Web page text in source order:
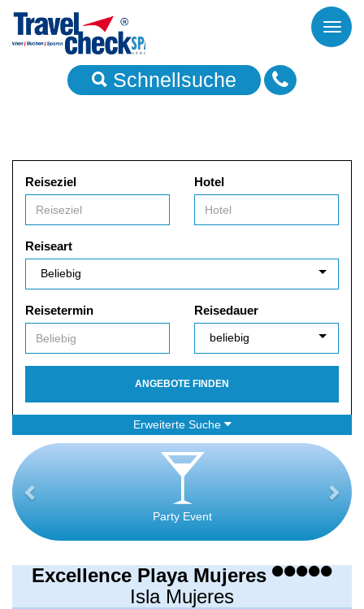
Toggle
Schnellsuche
Reiseziel Hotel
Reiseart
Reisetermin Reisedauer
ANGEBOTE FINDEN
Erweiterte Suche
Party Event
Excellence Playa Mujeres
Isla Mujeres